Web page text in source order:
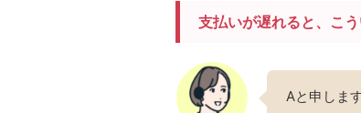
支払いが遅れると、こ
Aと申しま